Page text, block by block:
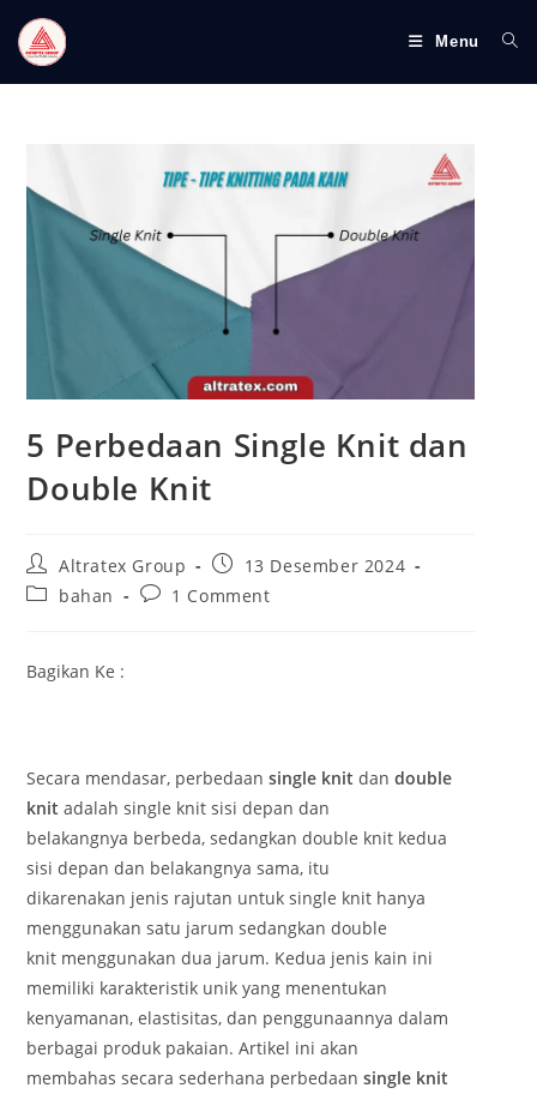
Menu
5 Perbedaan Single Knit dan
Double Knit
P
o
s
u
r
:
Altratex Group
P
s
h
e
d
:
13 Desember 2024
P
t
c
g
o
r
y
:
bahan
P
e
t
s
:
1 Comment
Bagikan Ke :
Secara mendasar, perbedaansingle knitdandouble
knit adalah single knit sisi depan dan
belakangnya berbeda, sedangkan double knit kedua
sisi depan dan belakangnya sama, itu
dikarenakan jenis rajutan untuk single knit hanya
menggunakan satu jarum sedangkan double
knit menggunakan dua jarum. Kedua jenis kain ini
memiliki karakteristik unik yang menentukan
kenyamanan, elastisitas, dan penggunaannya dalam
berbagai produk pakaian. Artikel ini akan
membahas secara sederhana perbedaansingle knit